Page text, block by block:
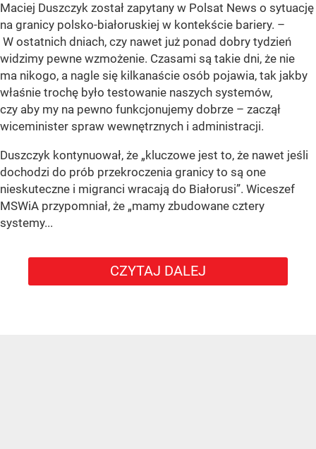
Maciej Duszczyk został zapytany w Polsat News o sytuację
na granicy polsko-białoruskiej w kontekście bariery. –
W ostatnich dniach, czy nawet już ponad dobry tydzień
widzimy pewne wzmożenie. Czasami są takie dni, że nie
ma nikogo, a nagle się kilkanaście osób pojawia, tak jakby
właśnie trochę było testowanie naszych systemów,
czy aby my na pewno funkcjonujemy dobrze – zaczął
wiceminister spraw wewnętrznych i administracji.
Duszczyk kontynuował, że „kluczowe jest to, że nawet jeśli
dochodzi do prób przekroczenia granicy to są one
nieskuteczne i migranci wracają do Białorusi”. Wiceszef
MSWiA przypomniał, że „mamy zbudowane cztery
systemy...
CZYTAJ DALEJ